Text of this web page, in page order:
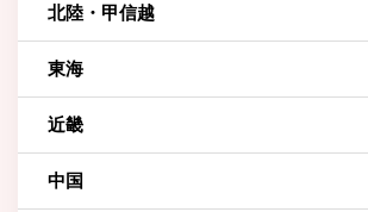
北陸・甲信越
東海
近畿
中国